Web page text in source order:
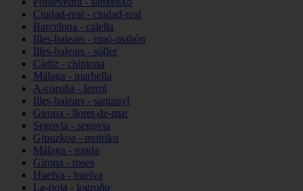
Ciudad-real - ciudad-real
Barcelona - calella
Illes-balears - maó-mahón
Illes-balears - sóller
Cádiz - chipiona
Málaga - marbella
A-coruña - ferrol
Illes-balears - santanyí
Girona - lloret-de-mar
Segovia - segovia
Gipuzkoa - mutriku
Málaga - ronda
Girona - roses
Huelva - huelva
La-rioja - logroño